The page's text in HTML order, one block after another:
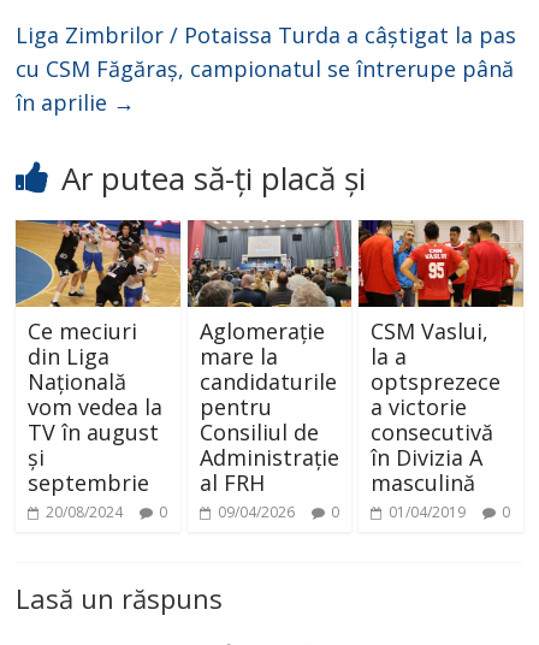
i
e
o
Liga Zimbrilor / Potaissa Turda a câștigat la pas
cu CSM Făgăraș, campionatul se întrerupe până
în aprilie →
Ar putea să-ți placă și
Ce meciuri
din Liga
Națională
vom vedea la
TV în august
și
septembrie
20/08/2024 0
Aglomerație
mare la
candidaturile
pentru
Consiliul de
Administrație
al FRH
09/04/2026 0
CSM Vaslui,
la a
optsprezece
a victorie
consecutivă
în Divizia A
masculină
01/04/2019 0
Lasă un răspuns